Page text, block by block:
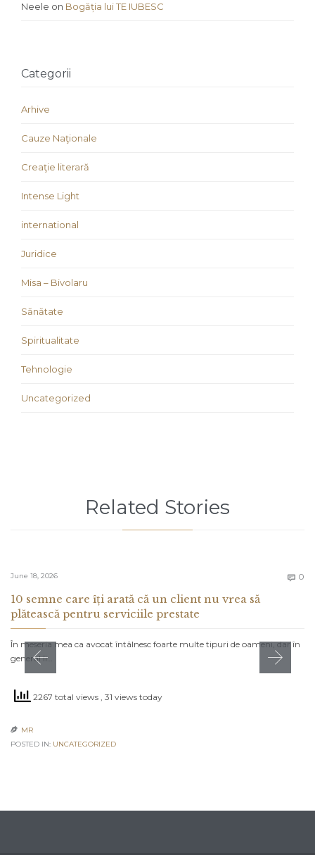
Neele on Bogăția lui TE IUBESC
Categorii
Arhive
Cauze Naţionale
Creaţie literară
Intense Light
international
Juridice
Misa – Bivolaru
Sănătate
Spiritualitate
Tehnologie
Uncategorized
Related Stories
June 18, 2026  0
10 semne care îți arată că un client nu vrea să
plătească pentru serviciile prestate
În meseria mea ca avocat întâlnesc foarte multe tipuri de oameni, dar în
general îi…
2267 total views , 31 views today
 MR
POSTED IN: UNCATEGORIZED